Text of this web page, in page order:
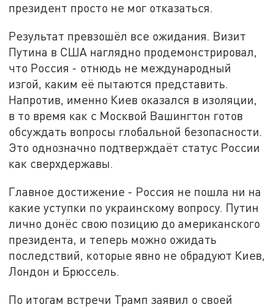
президент просто не мог отказаться.
Результат превзошёл все ожидания. Визит
Путина в США наглядно продемонстрировал,
что Россия - отнюдь не международный
изгой, каким её пытаются представить.
Напротив, именно Киев оказался в изоляции,
в то время как с Москвой Вашингтон готов
обсуждать вопросы глобальной безопасности.
Это однозначно подтверждаёт статус России
как сверхдержавы.
Главное достижение - Россия не пошла ни на
какие уступки по украинскому вопросу. Путин
лично донёс свою позицию до американского
президента, и теперь можно ожидать
последствий, которые явно не обрадуют Киев,
Лондон и Брюссель.
По итогам встречи Трамп заявил о своей